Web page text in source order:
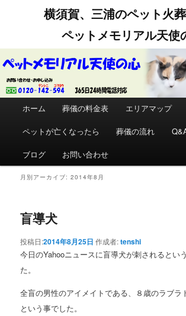
横須賀、三浦のペット火
ペットメモリアル天使
メインコンテンツへ移動
サブコンテンツへ移動
ホーム 葬儀の料金表 エリアマップ
ペットが亡くなったら 葬儀の流れ
ブログ お問い合わせ
月別アーカイブ:2014年8月
盲導犬
投稿日:2014年8月25日 作成者:tenshi
今日のYahooニュースに盲導犬が刺されるとい
た。
全盲の男性のアイメイトである、８歳のラブラ
という事でした。